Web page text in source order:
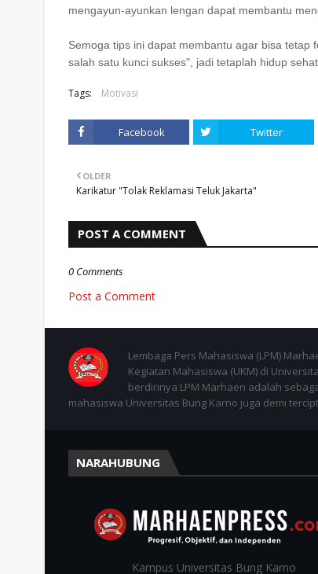
mengayun-ayunkan lengan dapat membantu
Semoga tips ini dapat membantu agar bisa tetap
salah satu kunci sukses", jadi tetaplah hidup
Tags: Motivasi
Facebook Twitter
OLDER
Karikatur "Tolak Reklamasi Teluk Jakarta"
POST A COMMENT
0 Comments
Post a Comment
Lembaga Pers Mahasiswa (LPM)
Kegiatan Mahasiswa (UKM) di
berdirinya LPM Marhaen adalah
mahasiswa Universitas Bung Karno juga demi
NARAHUBUNG
Kampus Universitas Bung Karno